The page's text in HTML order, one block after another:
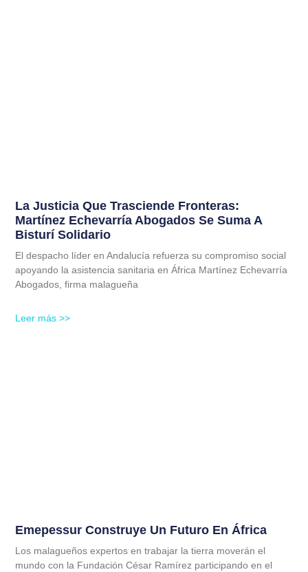
La Justicia Que Trasciende Fronteras:
Martínez Echevarría Abogados Se Suma A
Bisturí Solidario
El despacho líder en Andalucía refuerza su compromiso social
apoyando la asistencia sanitaria en África Martínez Echevarría
Abogados, firma malagueña
Leer más >>
Emepessur Construye Un Futuro En África
Los malagueños expertos en trabajar la tierra moverán el
mundo con la Fundación César Ramírez participando en el